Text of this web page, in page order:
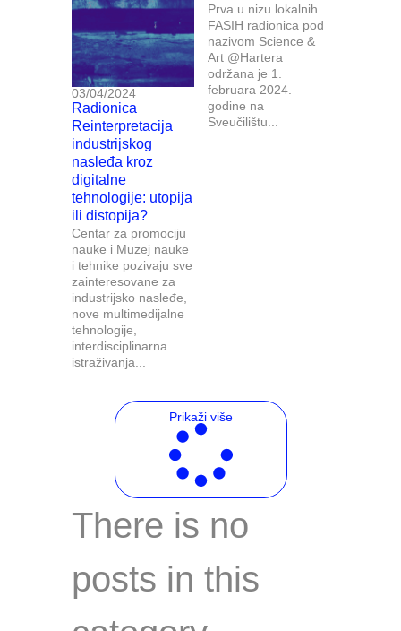
03/04/2024
Radionica
Reinterpretacija
industrijskog
nasleđa kroz
digitalne
tehnologije: utopija
ili distopija?
Centar za promociju
nauke i Muzej nauke
i tehnike pozivaju sve
zainteresovane za
industrijsko nasleđe,
nove multimedijalne
tehnologije,
interdisciplinarna
istraživanja...
Prva u nizu lokalnih
FASIH radionica pod
nazivom Science &
Art @Hartera
održana je 1.
februara 2024.
godine na
Sveučilištu...
Prikaži više
There is no
posts in this